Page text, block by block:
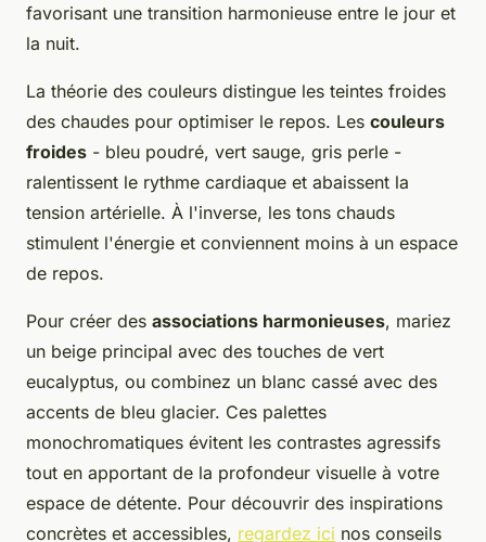
favorisant une transition harmonieuse entre le jour et
la nuit.
La théorie des couleurs distingue les teintes froides
des chaudes pour optimiser le repos. Les couleurs
froides - bleu poudré, vert sauge, gris perle -
ralentissent le rythme cardiaque et abaissent la
tension artérielle. À l'inverse, les tons chauds
stimulent l'énergie et conviennent moins à un espace
de repos.
Pour créer des associations harmonieuses, mariez
un beige principal avec des touches de vert
eucalyptus, ou combinez un blanc cassé avec des
accents de bleu glacier. Ces palettes
monochromatiques évitent les contrastes agressifs
tout en apportant de la profondeur visuelle à votre
espace de détente. Pour découvrir des inspirations
concrètes et accessibles, regardez ici nos conseils